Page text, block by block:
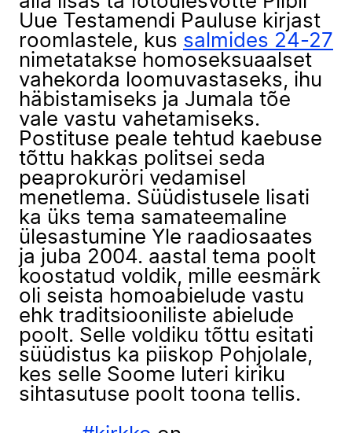
Uue Testamendi Pauluse kirjast
roomlastele, kus salmides 24-27
nimetatakse homoseksuaalset
vahekorda loomuvastaseks, ihu
häbistamiseks ja Jumala tõe
vale vastu vahetamiseks.
Postituse peale tehtud kaebuse
tõttu hakkas politsei seda
peaprokuröri vedamisel
menetlema. Süüdistusele lisati
ka üks tema samateemaline
ülesastumine Yle raadiosaates
ja juba 2004. aastal tema poolt
koostatud voldik, mille eesmärk
oli seista homoabielude vastu
ehk traditsiooniliste abielude
poolt. Selle voldiku tõttu esitati
süüdistus ka piiskop Pohjolale,
kes selle Soome luteri kiriku
sihtasutuse poolt toona tellis.